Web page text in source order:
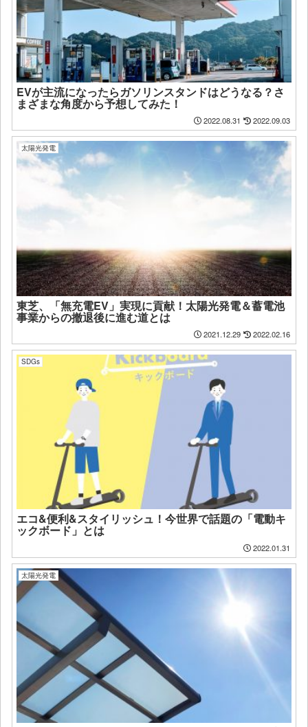
EVが主流になったらガソリンスタンドはどうなる？さ
まざまな角度から予想してみた！
2022.08.31 2022.09.03
太陽光発電
東芝、「無充電EV」実現に貢献！太陽光発電＆蓄電池
事業からの撤退後に進む道とは
2021.12.29 2022.02.16
SDGs
エコ&便利&スタイリッシュ！今世界で話題の「電動キ
ックボード」とは
2022.01.31
太陽光発電